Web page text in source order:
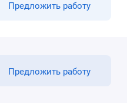
Предложить работу
Предложить работу